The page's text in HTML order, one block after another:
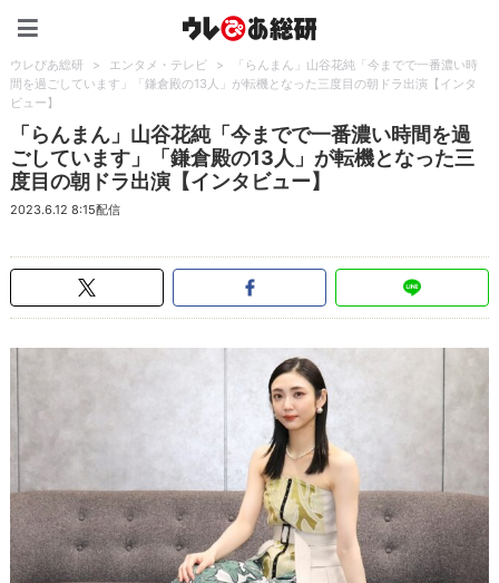
ウレぴあ総研 > エンタメ・テレビ >
「らんまん」山谷花純「今までで一番濃い時
間を過ごしています」「鎌倉殿の13人」が転機となった三度目の朝ドラ出演【インタ
ビュー】
「らんまん」山谷花純「今までで一番濃い時間を過
ごしています」「鎌倉殿の13人」が転機となった三
度目の朝ドラ出演【インタビュー】
2023.6.12 8:15配信